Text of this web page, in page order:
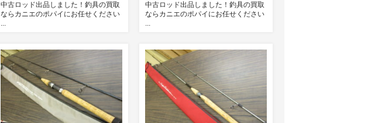
中古ロッド出品しました！釣具の買取
ならカニエのポパイにお任せください
...
中古ロッド出品しました！釣具の買取
ならカニエのポパイにお任せください
...